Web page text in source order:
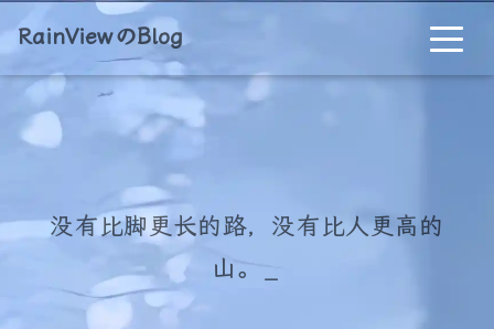
RainViewのBlog
没有比脚更长的路，没有比人更高的
山。